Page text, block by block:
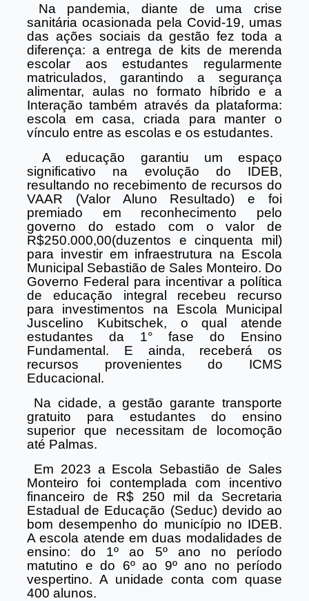
Na pandemia, diante de uma crise
sanitária ocasionada pela Covid-19, umas
das ações sociais da gestão fez toda a
diferença: a entrega de kits de merenda
escolar aos estudantes regularmente
matriculados, garantindo a segurança
alimentar, aulas no formato híbrido e a
Interação também através da plataforma:
escola em casa, criada para manter o
vínculo entre as escolas e os estudantes.
A educação garantiu um espaço
significativo na evolução do IDEB,
resultando no recebimento de recursos do
VAAR (Valor Aluno Resultado) e foi
premiado em reconhecimento pelo
governo do estado com o valor de
R$250.000,00(duzentos e cinquenta mil)
para investir em infraestrutura na Escola
Municipal Sebastião de Sales Monteiro. Do
Governo Federal para incentivar a política
de educação integral recebeu recurso
para investimentos na Escola Municipal
Juscelino Kubitschek, o qual atende
estudantes da 1° fase do Ensino
Fundamental. E ainda, receberá os
recursos provenientes do ICMS
Educacional.
Na cidade, a gestão garante transporte
gratuito para estudantes do ensino
superior que necessitam de locomoção
até Palmas.
Em 2023 a Escola Sebastião de Sales
Monteiro foi contemplada com incentivo
financeiro de R$ 250 mil da Secretaria
Estadual de Educação (Seduc) devido ao
bom desempenho do município no IDEB.
A escola atende em duas modalidades de
ensino: do 1º ao 5º ano no período
matutino e do 6º ao 9º ano no período
vespertino. A unidade conta com quase
400 alunos.